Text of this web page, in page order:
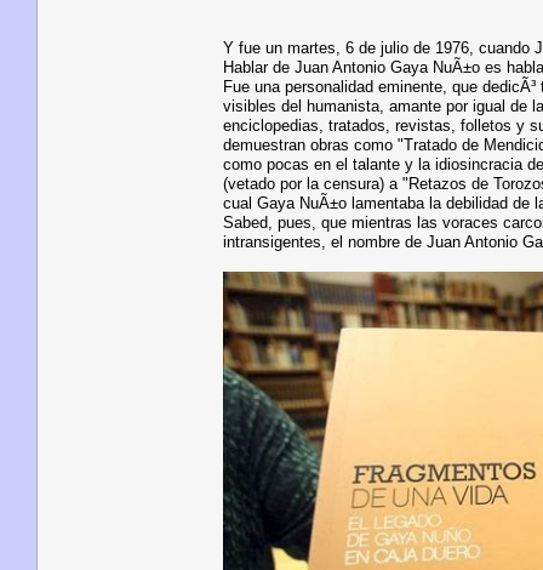
Y fue un martes, 6 de julio de 1976, cuando
Hablar de Juan Antonio Gaya NuÃ±o es
Fue una personalidad eminente, que
visibles del humanista, amante por igual de
enciclopedias, tratados, revistas, folletos y
demuestran obras como "Tratado de
como pocas en el talante y la idiosincracia
(vetado por la censura) a "Retazos de
cual Gaya NuÃ±o lamentaba la debilidad de
Sabed, pues, que mientras las voraces
intransigentes, el nombre de Juan Antonio